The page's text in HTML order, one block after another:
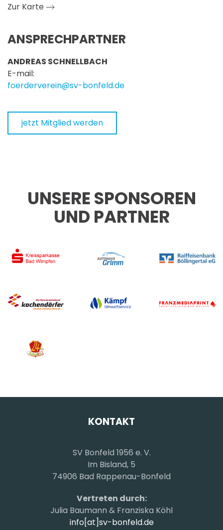
Zur Karte
ANSPRECHPARTNER
ANDREAS SCHNELLBACH
E-mail:
foerderverein@sv-bonfeld.de
jetzt Mitglied werden
UNSERE SPONSOREN
UND PARTNER
KONTAKT
SV Bonfeld 1956 e. V.
Im Bisland, 5
74906 Bad Rappenau-Bonfeld
Vertreten durch:
Julia Baumann & Franziska Köhl
info[at]sv-bonfeld.de